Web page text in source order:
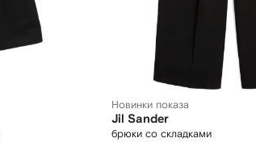
Новинки показа
Jil Sander
брюки со складками